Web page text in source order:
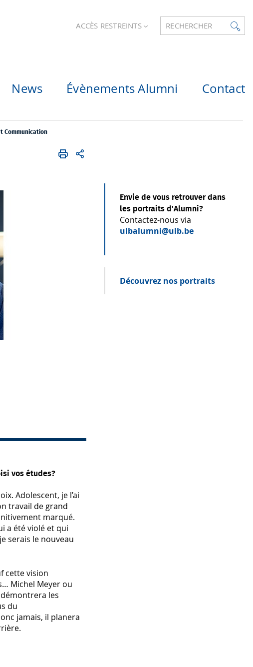
ACCÈS RESTREINTS RECHERCHER
News Évènements Alumni Contact
Communication
vos études?
Adolescent, je l’ai
travail de grand
marqué.
a été violé et qui
serais le nouveau
cette vision
Michel Meyer ou
les
du
jamais, il planera
Envie de vous retrouver dans
les portraits d'Alumni?
Contactez-nous via
ulbalumni@ulb.be
Découvrez nos portraits